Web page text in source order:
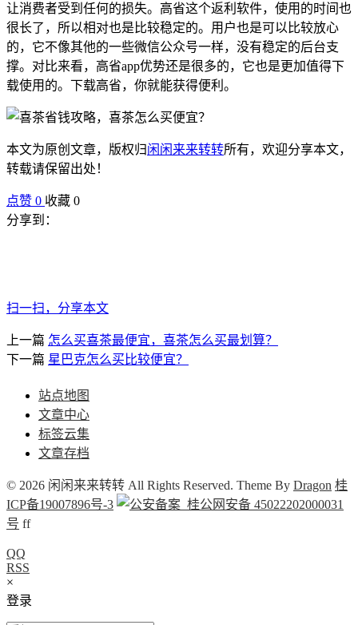
让消费者受到任何的损失。高省这个返利软件，使用的时间也
很长了，所以相对也是比较稳定的。用户也是可以比较放心
的，它不像其他的一些微信公众号一样，没有稳定的后台支
撑。对比来看，高省app优势还是很多的，它也是更加值得下
载使用的。下载高省，你就能获得便利。
本文为原创文章，版权归闲闲来来转转所有，欢迎分享本文，
转载请保留出处！
点赞 0 收藏 0
分享到：
扫一扫，分享本文
上一篇 怎么买喜茶最便宜，喜茶怎么买最划算？
下一篇 星巴克怎么买比较便宜？
站点地图
文章中心
标签云集
文章存档
© 2026 闲闲来来转转 All Rights Reserved. Theme By Dragon 桂
ICP备19007896号-3
桂公网安备 45022202000031
号 ff
QQ
RSS
×
登录